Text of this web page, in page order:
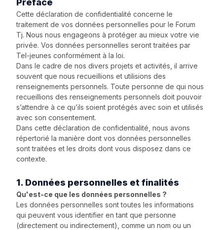
Préface
Cette déclaration de confidentialité concerne le
traitement de vos données personnelles pour le Forum
Tj. Nous nous engageons à protéger au mieux votre vie
privée. Vos données personnelles seront traitées par
Tel-jeunes conformément à la loi.
Dans le cadre de nos divers projets et activités, il arrive
souvent que nous recueillions et utilisions des
renseignements personnels. Toute personne de qui nous
recueillions des renseignements personnels doit pouvoir
s’attendre à ce qu’ils soient protégés avec soin et utilisés
avec son consentement.
Dans cette déclaration de confidentialité, nous avons
répertorié la manière dont vos données personnelles
sont traitées et les droits dont vous disposez dans ce
contexte.
1. Données personnelles et finalités
Qu'est-ce que les données personnelles ?
Les données personnelles sont toutes les informations
qui peuvent vous identifier en tant que personne
(directement ou indirectement), comme un nom ou un